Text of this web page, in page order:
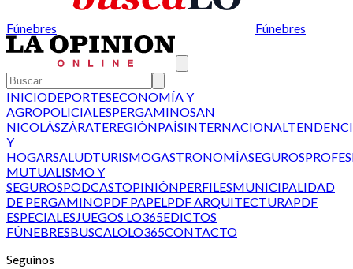
Fúnebres Fúnebres
INICIODEPORTESECONOMÍA Y
AGROPOLICIALESPERGAMINOSAN
NICOLÁSZÁRATEREGIÓNPAÍSINTERNACIONAL
Y
HOGARSALUDTURISMOGASTRONOMÍASEGUROS
MUTUALISMO Y
SEGUROSPODCASTOPINIÓNPERFILESMUNICIPALIDAD
DE PERGAMINOPDF PAPELPDF ARQUITECTURAPDF
ESPECIALESJUEGOS LO365EDICTOS
FÚNEBRESBUSCALOLO365CONTACTO
Seguinos